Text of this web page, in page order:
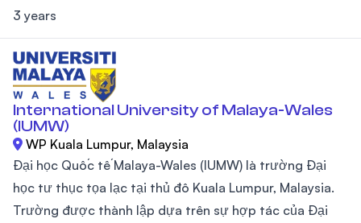
3 years
International University of Malaya-Wales
(IUMW)
WP Kuala Lumpur, Malaysia
Đại học Quốc tế Malaya-Wales (IUMW) là trường Đại
học tư thục tọa lạc tại thủ đô Kuala Lumpur, Malaysia.
Trường được thành lập dựa trên sự hợp tác của Đại